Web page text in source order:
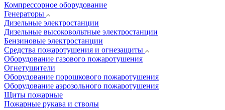
Компрессорное оборудование
Генераторы
Дизельные электростанции
Дизельные высоковольтные электростанции
Бензиновые электростанции
Средства пожаротушения и огнезащиты
Оборудование газового пожаротушения
Огнетушители
Оборудование порошкового пожаротушения
Оборудование аэрозольного пожаротушения
Щиты пожарные
Пожарные рукава и стволы